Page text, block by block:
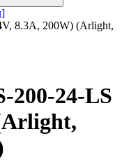
8.3A, 200W) (Arlight,
200-24-LS